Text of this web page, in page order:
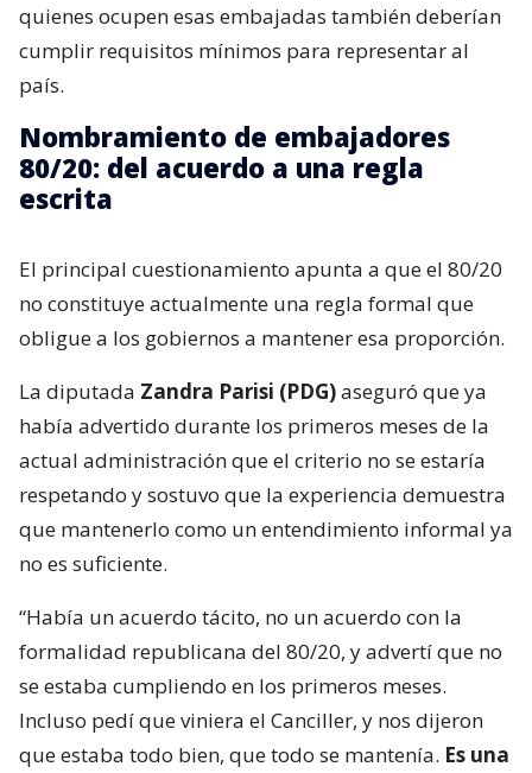
quienes ocupen esas embajadas también deberían
cumplir requisitos mínimos para representar al
país.
Nombramiento de embajadores
80/20: del acuerdo a una regla
escrita
El principal cuestionamiento apunta a que el 80/20
no constituye actualmente una regla formal que
obligue a los gobiernos a mantener esa proporción.
La diputada Zandra Parisi (PDG)aseguró que ya
había advertido durante los primeros meses de la
actual administración que el criterio no se estaría
respetando y sostuvo que la experiencia demuestra
que mantenerlo como un entendimiento informal ya
no es suficiente.
“Había un acuerdo tácito, no un acuerdo con la
formalidad republicana del 80/20, y advertí que no
se estaba cumpliendo en los primeros meses.
Incluso pedí que viniera el Canciller, y nos dijeron
que estaba todo bien, que todo se mantenía. Es una